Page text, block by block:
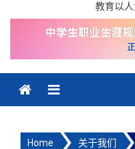
教育以
Home 关于我们